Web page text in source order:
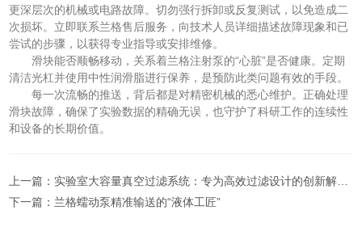
更深层次的机械或电路故障。切勿强行拆卸或反复测试，以免造成二
次损坏。立即联系兰格售后服务，向技术人员详细描述故障现象和已
尝试的步骤，以获得专业指导或安排维修。
滑块能否顺畅移动，关系着兰格注射泵的“心脏”是否健康。定期
清洁光杠并使用中性润滑脂进行保养，是预防此类问题有效的手段。
每一次流畅的推送，背后都是对精密机械的悉心维护。正确处理
滑块故障，确保了实验数据的精确无误，也守护了科研工作的连续性
和设备的长期价值。
上一篇： 实验室大容量真空过滤系统：专为高效过滤设计的创新解决方案
下一篇： 兰格蠕动泵精准输送的“液体工匠”